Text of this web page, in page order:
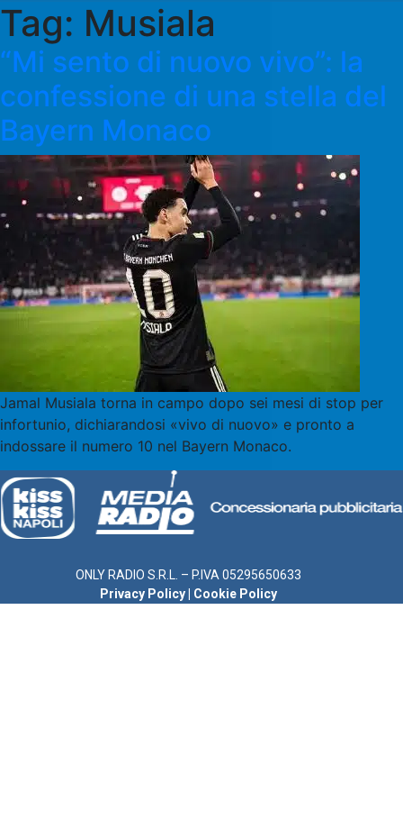
Tag: Musiala
“Mi sento di nuovo vivo”: la
confessione di una stella del
Bayern Monaco
Jamal Musiala torna in campo dopo sei mesi di stop per
infortunio, dichiarandosi «vivo di nuovo» e pronto a
indossare il numero 10 nel Bayern Monaco.
ONLY RADIO S.R.L. – P.IVA 05295650633
Privacy Policy
Cookie Policy